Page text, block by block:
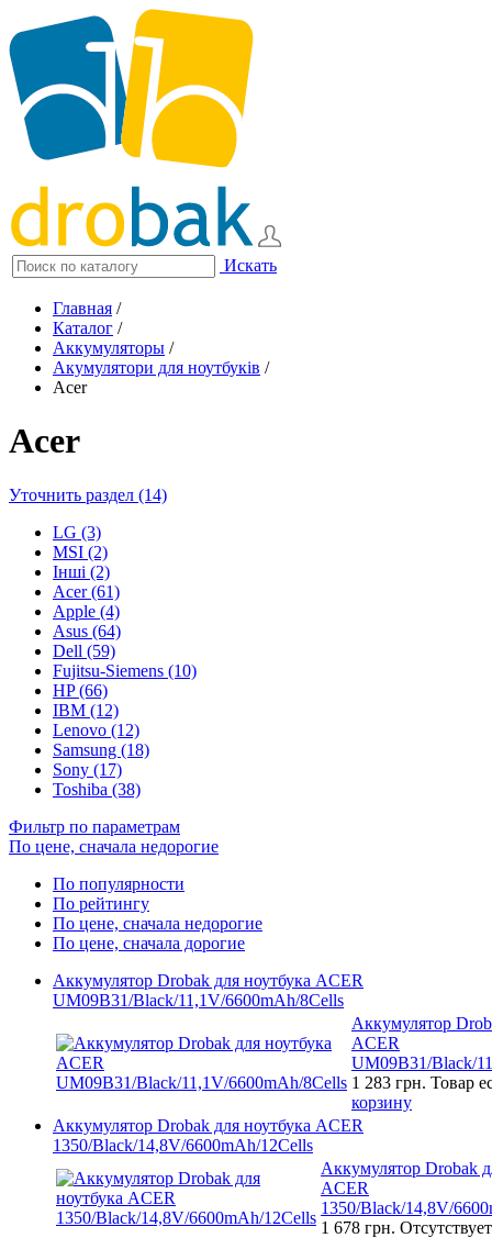
Искать
Главная /
Каталог /
Аккумуляторы /
Акумулятори для ноутбуків /
Acer
Acer
Уточнить раздел (14)
LG (3)
MSI (2)
Інші (2)
Acer (61)
Apple (4)
Asus (64)
Dell (59)
Fujitsu-Siemens (10)
HP (66)
IBM (12)
Lenovo (12)
Samsung (18)
Sony (17)
Toshiba (38)
Фильтр по параметрам
По цене, сначала недорогие
По популярности
По рейтингу
По цене, сначала недорогие
По цене, сначала дорогие
Аккумулятор Drobak для ноутбука ACER
UM09B31/Black/11,1V/6600mAh/8Cells
Аккумулятор
ACER
UM09B31/Black/
1 283 грн. Товар
корзину
Аккумулятор Drobak для ноутбука ACER
1350/Black/14,8V/6600mAh/12Cells
Аккумулятор Drobak
ACER
1350/Black/14,8V/
1 678 грн. Отсутствует